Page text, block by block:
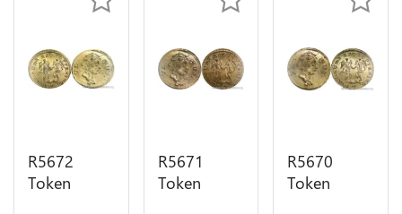
R5672
Token
R5671
Token
R5670
Token